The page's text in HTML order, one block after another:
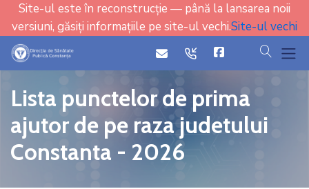
Site-ul este în reconstrucție — până la lansarea noii
versiuni, găsiți informațiile pe site-ul vechi.Site-ul vechi
iconicon cauta
Lista punctelor de prima
ajutor de pe raza judetului
Constanta - 2026